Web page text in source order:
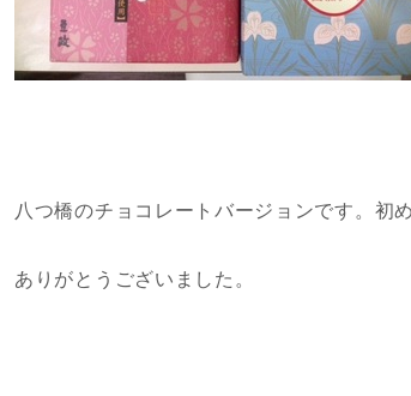
八つ橋のチョコレートバージョンです。初
ありがとうございました。